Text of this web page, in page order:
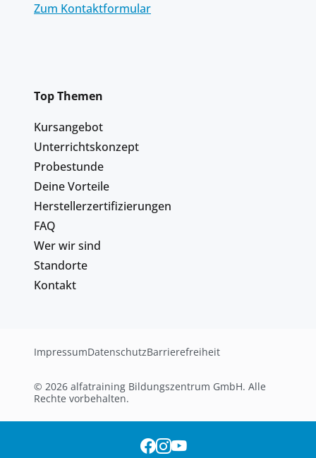
Zum Kontaktformular
Top Themen
Kursangebot
Unterrichtskonzept
Probestunde
Deine Vorteile
Herstellerzertifizierungen
FAQ
Wer wir sind
Standorte
Kontakt
ImpressumDatenschutzBarrierefreiheit
© 2026 alfatraining Bildungszentrum GmbH. Alle
Rechte vorbehalten.